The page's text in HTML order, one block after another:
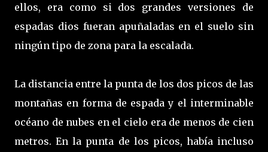
ellos, era como si dos grandes versiones de
espadas dios fueran apuñaladas en el suelo sin
ningún tipo de zona para la escalada.
La distancia entre la punta de los dos picos de las
montañas en forma de espada y el interminable
océano de nubes en el cielo era de menos de cien
metros. En la punta de los picos, había incluso